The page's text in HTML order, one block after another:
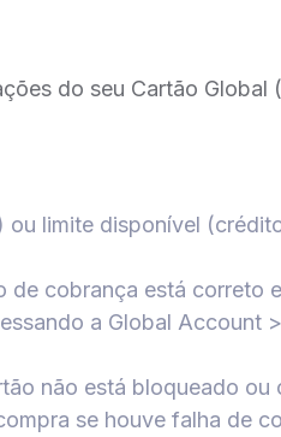
do seu Cartão Global
limite disponível
de cobrança está correto
a Global Account
não está bloqueado ou
se houve falha de